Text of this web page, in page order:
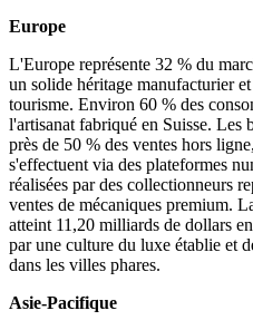
Europe
L'Europe représente 32 % du
un solide héritage manufacturier
tourisme. Environ 60 % des
l'artisanat fabriqué en Suisse. Les
près de 50 % des ventes hors
s'effectuent via des plateformes
réalisées par des collectionneurs
ventes de mécaniques premium.
atteint 11,20 milliards de dollars
par une culture du luxe établie et
dans les villes phares.
Asie-Pacifique